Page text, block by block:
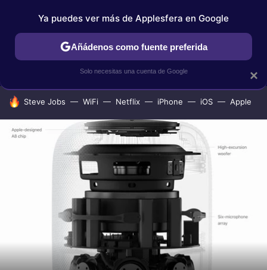
IPHONE TUTORIALES APPLESFERA SELECCIÓN
HOY SE HABLA DE
Steve Jobs WiFi Netflix iPhone iOS Apple
×
Ya puedes ver más de Applesfera en Google
Añádenos como fuente preferida
Solo necesitas una cuenta de Google